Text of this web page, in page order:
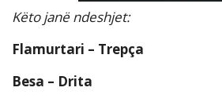
Këto janë ndeshjet:
Flamurtari – Trepça
Besa – Drita